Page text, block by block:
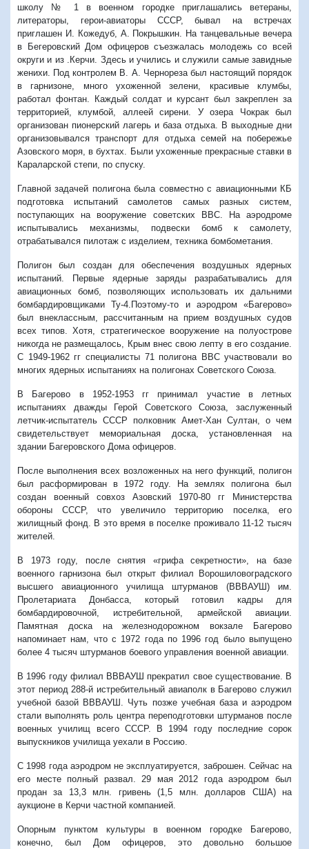
школу № 1 в военном городке приглашались ветераны,
литераторы, герои-авиаторы СССР, бывал на встречах
приглашен И. Кожедуб, А. Покрышкин. На танцевальные вечера
в Бегеровский Дом офицеров съезжалась молодежь со всей
округи и из .Керчи. Здесь и учились и служили самые завидные
женихи. Под контролем В. А. Чернореза был настоящий порядок
в гарнизоне, много ухоженной зелени, красивые клумбы,
работал фонтан. Каждый солдат и курсант был закреплен за
территорией, клумбой, аллеей сирени. У озера Чокрак был
организован пионерский лагерь и база отдыха. В выходные дни
организовывался транспорт для отдыха семей на побережье
Азовского моря, в бухтах. Были ухоженные прекрасные ставки в
Караларской степи, по спуску.
Главной задачей полигона была совместно с авиационными КБ
подготовка испытаний самолетов самых разных систем,
поступающих на вооружение советских ВВС. На аэродроме
испытывались механизмы, подвески бомб к самолету,
отрабатывался пилотаж с изделием, техника бомбометания.
Полигон был создан для обеспечения воздушных ядерных
испытаний. Первые ядерные заряды разрабатывались для
авиационных бомб, позволяющих использовать их дальними
бомбардировщиками Ту-4.Поэтому-то и аэродром «Багерово»
был внеклассным, рассчитанным на прием воздушных судов
всех типов. Хотя, стратегическое вооружение на полуострове
никогда не размещалось, Крым внес свою лепту в его создание.
С 1949-1962 гг специалисты 71 полигона ВВС участвовали во
многих ядерных испытаниях на полигонах Советского Союза.
В Багерово в 1952-1953 гг принимал участие в летных
испытаниях дважды Герой Советского Союза, заслуженный
летчик-испытатель СССР полковник Амет-Хан Султан, о чем
свидетельствует мемориальная доска, установленная на
здании Багеровского Дома офицеров.
После выполнения всех возложенных на него функций, полигон
был расформирован в 1972 году. На землях полигона был
создан военный совхоз Азовский 1970-80 гг Министерства
обороны СССР, что увеличило территорию поселка, его
жилищный фонд. В это время в поселке проживало 11-12 тысяч
жителей.
В 1973 году, после снятия «грифа секретности», на базе
военного гарнизона был открыт филиал Ворошиловоградского
высшего авиационного училища штурманов (ВВВАУШ) им.
Пролетариата Донбасса, который готовил кадры для
бомбардировочной, истребительной, армейской авиации.
Памятная доска на железнодорожном вокзале Багерово
напоминает нам, что с 1972 года по 1996 год было выпущено
более 4 тысяч штурманов боевого управления военной авиации.
В 1996 году филиал ВВВАУШ прекратил свое существование. В
этот период 288-й истребительный авиаполк в Багерово служил
учебной базой ВВВАУШ. Чуть позже учебная база и аэродром
стали выполнять роль центра переподготовки штурманов после
военных училищ всего СССР. В 1994 году последние сорок
выпускников училища уехали в Россию.
С 1998 года аэродром не эксплуатируется, заброшен. Сейчас на
его месте полный развал. 29 мая 2012 года аэродром был
продан за 13,3 млн. гривень (1,5 млн. долларов США) на
аукционе в Керчи частной компанией.
Опорным пунктом культуры в военном городке Багерово,
конечно, был Дом офицеров, это довольно большое